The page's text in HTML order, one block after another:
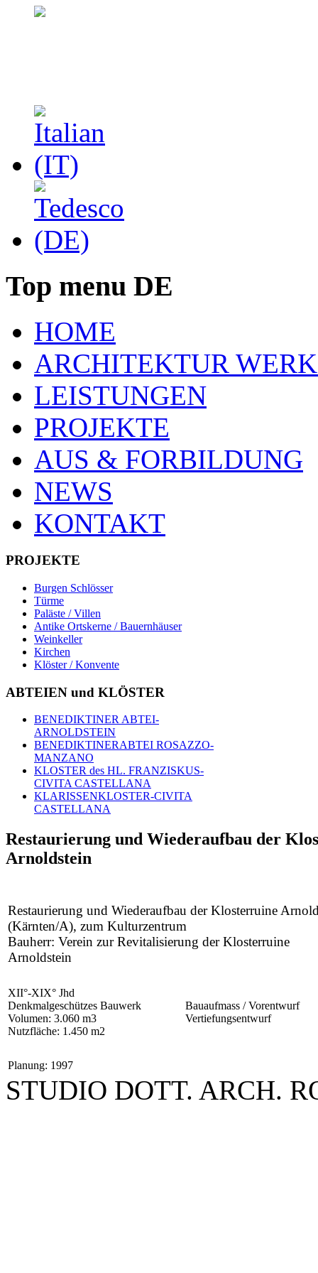
Top menu DE
HOME
ARCHITEKTUR
LEISTUNGEN
PROJEKTE
AUS & FORBILDUNG
NEWS
KONTAKT
PROJEKTE
Burgen Schlösser
Türme
Paläste / Villen
Antike Ortskerne / Bauernhäuser
Weinkeller
Kirchen
Klöster / Konvente
ABTEIEN und KLÖSTER
BENEDIKTINER ABTEI-
ARNOLDSTEIN
BENEDIKTINERABTEI ROSAZZO-
MANZANO
KLOSTER des HL. FRANZISKUS-
CIVITA CASTELLANA
KLARISSENKLOSTER-CIVITA
CASTELLANA
Restaurierung und Wiederaufbau der
Arnoldstein
Restaurierung und Wiederaufbau der Klosterruine
(Kärnten/A), zum Kulturzentrum
Bauherr: Verein zur Revitalisierung der Klosterruine
Arnoldstein
XII°-XIX° Jhd
Denkmalgeschützes Bauwerk
Volumen: 3.060 m3
Nutzfläche: 1.450 m2
Bauaufmass / Vorentwurf
Vertiefungsentwurf
Planung: 1997
STUDIO DOTT. ARCH.